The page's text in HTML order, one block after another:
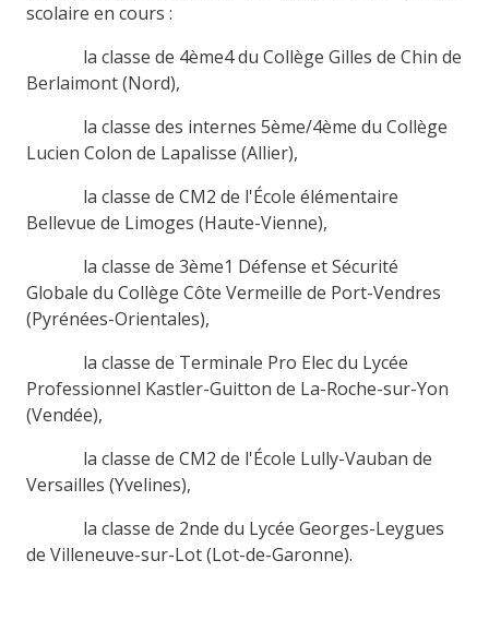
scolaire en cours :
la classe de 4ème4 du Collège Gilles de Chin de
Berlaimont (Nord),
la classe des internes 5ème/4ème du Collège
Lucien Colon de Lapalisse (Allier),
la classe de CM2 de l'École élémentaire
Bellevue de Limoges (Haute-Vienne),
la classe de 3ème1 Défense et Sécurité
Globale du Collège Côte Vermeille de Port-Vendres
(Pyrénées-Orientales),
la classe de Terminale Pro Elec du Lycée
Professionnel Kastler-Guitton de La-Roche-sur-Yon
(Vendée),
la classe de CM2 de l'École Lully-Vauban de
Versailles (Yvelines),
la classe de 2nde du Lycée Georges-Leygues
de Villeneuve-sur-Lot (Lot-de-Garonne).